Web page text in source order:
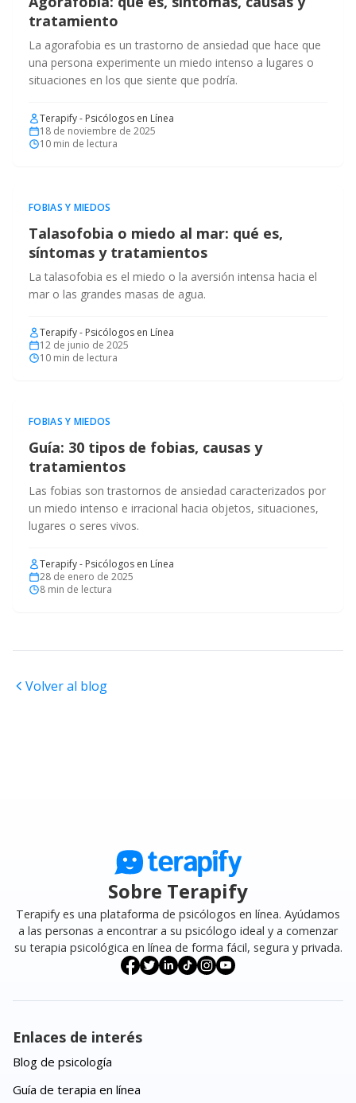
tratamiento
La agorafobia es un trastorno de ansiedad que hace que
una persona experimente un miedo intenso a lugares o
situaciones en los que siente que podría.
Terapify - Psicólogos en Línea
18 de noviembre de 2025
10 min de lectura
FOBIAS Y MIEDOS
Talasofobia o miedo al mar: qué es,
síntomas y tratamientos
La talasofobia es el miedo o la aversión intensa hacia el
mar o las grandes masas de agua.
Terapify - Psicólogos en Línea
12 de junio de 2025
10 min de lectura
FOBIAS Y MIEDOS
Guía: 30 tipos de fobias, causas y
tratamientos
Las fobias son trastornos de ansiedad caracterizados por
un miedo intenso e irracional hacia objetos, situaciones,
lugares o seres vivos.
Terapify - Psicólogos en Línea
28 de enero de 2025
8 min de lectura
Volver al blog
Sobre Terapify
Terapify es una plataforma de psicólogos en línea. Ayúdamos
a las personas a encontrar a su psicólogo ideal y a comenzar
su terapia psicológica en línea de forma fácil, segura y privada.
Enlaces de interés
Blog de psicología
Guía de terapia en línea